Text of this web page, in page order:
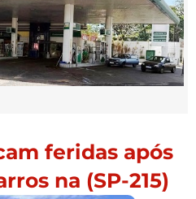
feridas após
na (SP-215)